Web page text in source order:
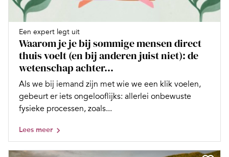
Een expert legt uit
Waarom je je bij sommige mensen direct
thuis voelt (en bij anderen juist niet): de
wetenschap achter...
Als we bij iemand zijn met wie we een klik voelen,
gebeurt er iets ongelooflijks: allerlei onbewuste
fysieke processen, zoals...
Lees meer